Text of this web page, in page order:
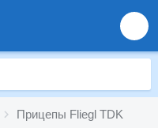
Прицепы Fliegl TDK